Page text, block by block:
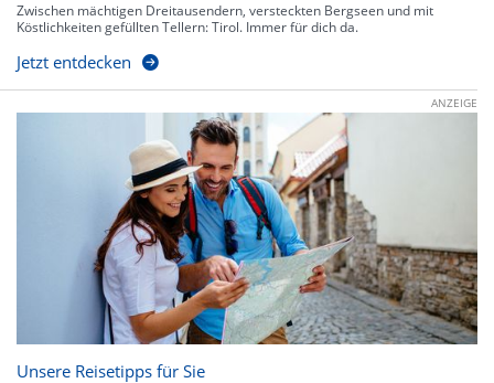
Zwischen mächtigen Dreitausendern, versteckten Bergseen und mit
Köstlichkeiten gefüllten Tellern: Tirol. Immer für dich da.
Jetzt entdecken
ANZEIGE
Unsere Reisetipps für Sie